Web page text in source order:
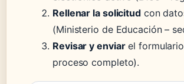
Rellenar la solicitudcon
(Ministerio de Educación –
Revisar y enviarel formulario
proceso completo).